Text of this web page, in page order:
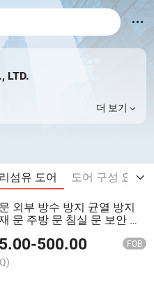
LTD.
더 보기
섬유 도어
도어 구성 요소
외부 방수 방지 균열 방지
문 주방 문 침실 문 보안 스
-500.00 FOB